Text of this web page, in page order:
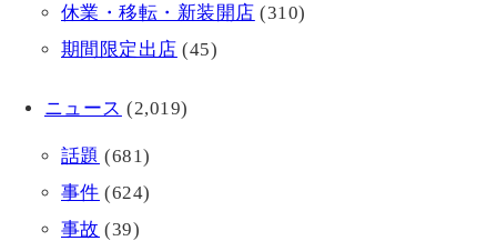
休業・移転・新装開店 (310)
期間限定出店 (45)
ニュース (2,019)
話題 (681)
事件 (624)
事故 (39)